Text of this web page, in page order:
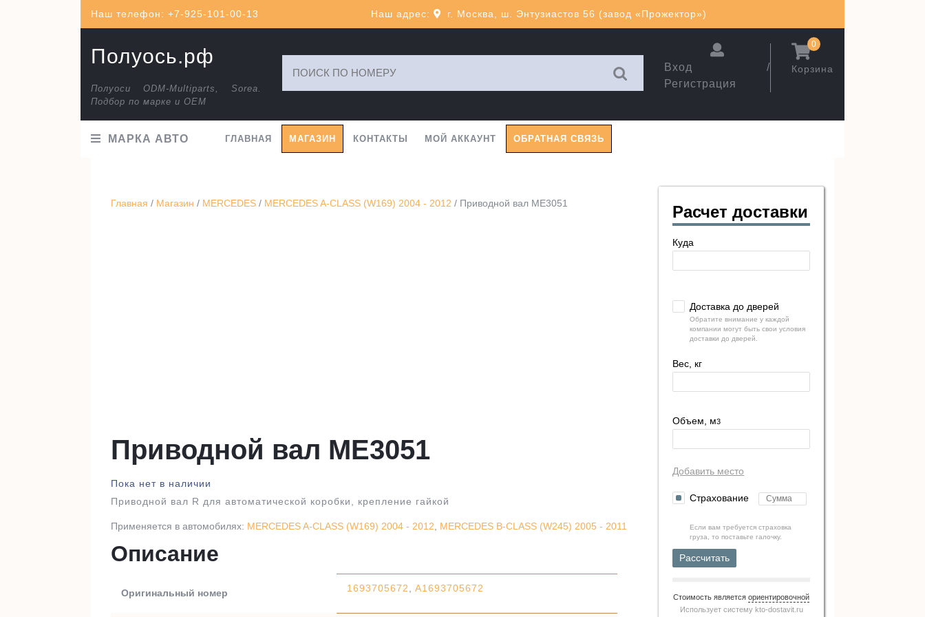
Наш телефон: +7-925-101-00-13 Наш адрес: г. Москва, ш. Энтузиастов 56 (завод «Прожектор»)
Полуось.рф
Полуоси ODM-Multiparts, Sorea.
Подбор по марке и ОЕМ
Вход /
Регистрация
Корзина
0
МАРКА АВТО ГЛАВНАЯ МАГАЗИН КОНТАКТЫ МОЙ АККАУНТ ОБРАТНАЯ СВЯЗЬ
Главная / Магазин / MERCEDES / MERCEDES A-CLASS (W169) 2004 - 2012 / Приводной вал ME3051
Приводной вал ME3051
Пока нет в наличии
Приводной вал R для автоматической коробки, крепление гайкой
Применяется в автомобилях: MERCEDES A-CLASS (W169) 2004 - 2012, MERCEDES B-CLASS (W245) 2005 - 2011
Описание
Оригинальный номер 1693705672, A1693705672
Расчет доставки
Куда
Доставка до дверей
Обратите внимание у каждой
компании могут быть свои условия
доставки до дверей.
Вес, кг
Объем, м3
Добавить место
Страхование
Если вам требуется страховка
груза, то поставьте галочку.
Рассчитать
Стоимость является ориентировочной
Использует систему kto-dostavit.ru